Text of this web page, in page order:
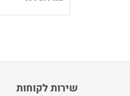
שירות לקוחות